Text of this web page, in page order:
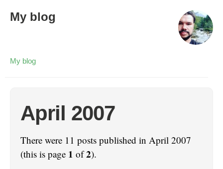
My blog
My blog
April 2007
There were 11 posts published in April 2007
(this is page 1 of2).